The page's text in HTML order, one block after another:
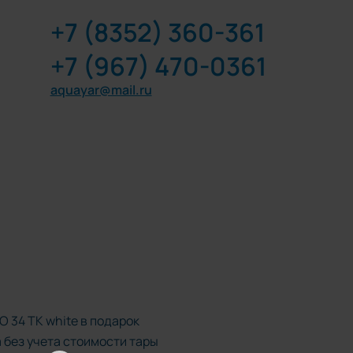
+7 (8352) 360-361
+7 (967) 470-0361
aquayar@mail.ru
34 TK white в подарок
учета стоимости тары